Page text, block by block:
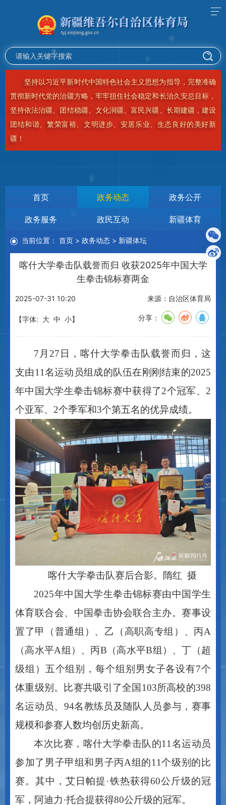
坚决贯彻落实习近平总书记视察新疆重要讲话重要指示精神，
推动事关长治久安的根本性、基础性、长远性工作，在新时代新征
程上奋力建设美好新疆！
政务服务 政民互动 新疆体育
当前位置： 政务动态>新疆体坛
喀什大学拳击队载誉而归 收获2025年中国大学
生拳击锦标赛两金
【字体:大 中 小 】
支由11名运动员组成的队伍在刚刚结束的2025
年中国大学生拳击锦标赛中获得了2个冠军、2
个亚军、2个季军和3个第五名的优异成绩。
喀什大学拳击队赛后合影。隋红
摄
2025年中国大学生拳击锦标赛由中国学生
体育联合会、中国拳击协会联合主办。赛事设
置了甲（普通组）、乙（高职高专组）、丙A
（高水平A组）、丙B（高水平B组）、丁（超
级组）五个组别，每个组别男女子各设有7个
体重级别。比赛共吸引了全国103所高校的398
名运动员、94名教练员及随队人员参与，赛事
规模和参赛人数均创历史新高。
本次比赛，喀什大学拳击队的
参加了男子甲组和男子丙A组的11个级别的比
赛。其中，艾日帕提·铁热获得60公斤级的冠
军，阿迪力·托合提获得80公斤级的冠军。
2020年9月，中国女子拳击国家队前队员